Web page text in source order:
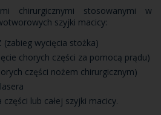
chirurgicznymi stosowanymi w
szyjki macicy:
(zabieg wycięcia stożka)
chorych części za pomocą prądu)
części nożem chirurgicznym)
lub całej szyjki macicy.